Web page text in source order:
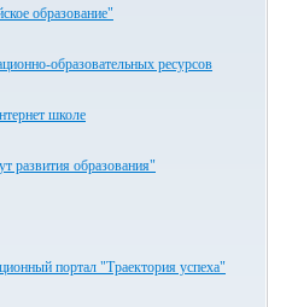
образование"
образовательных ресурсов
школе
развития образования"
портал "Траектория успеха"